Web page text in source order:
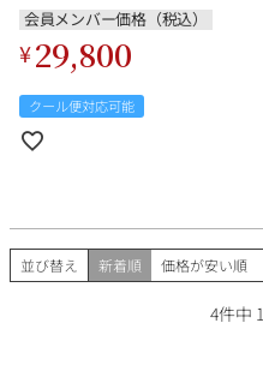
会員メンバー価格（税込）
¥29,800
クール便対応可能
並び替え 新着順 価格が安い順
4件中 1